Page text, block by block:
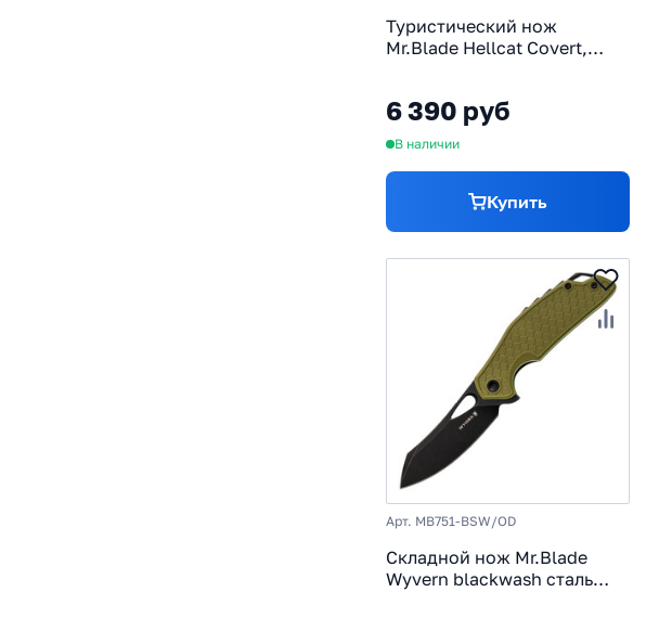
Туристический нож
Mr.Blade Hellcat Covert,
6 390 руб
В наличии
Купить
Арт. MB751-BSW/OD
Складной нож Mr.Blade
Wyvern blackwash сталь